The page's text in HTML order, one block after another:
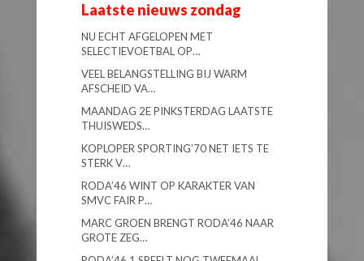
Laatste nieuws zondag
NU ECHT AFGELOPEN MET
SELECTIEVOETBAL OP…
VEEL BELANGSTELLING BIJ WARM
AFSCHEID VA…
MAANDAG 2E PINKSTERDAG LAATSTE
THUISWEDS…
KOPLOPER SPORTING’70 NET IETS TE
STERK V…
RODA’46 WINT OP KARAKTER VAN
SMVC FAIR P…
MARC GROEN BRENGT RODA’46 NAAR
GROTE ZEG…